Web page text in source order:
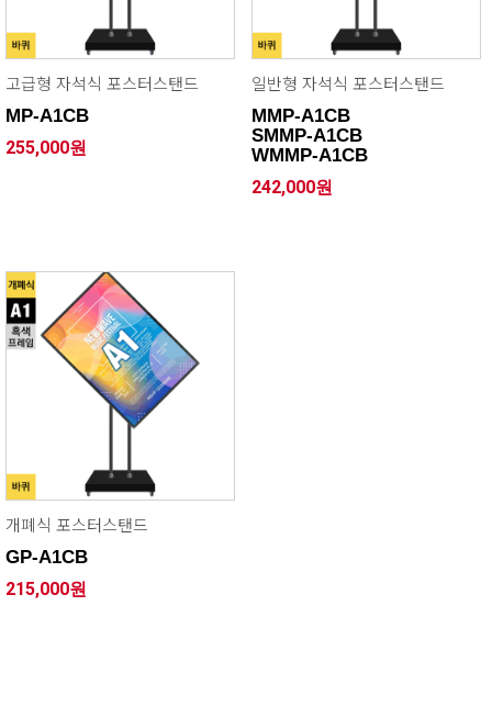
고급형 자석식 포스터스탠드
MP-A1CB
255,000원
일반형 자석식 포스터스탠드
MMP-A1CB
SMMP-A1CB
WMMP-A1CB
242,000원
개폐식 포스터스탠드
GP-A1CB
215,000원